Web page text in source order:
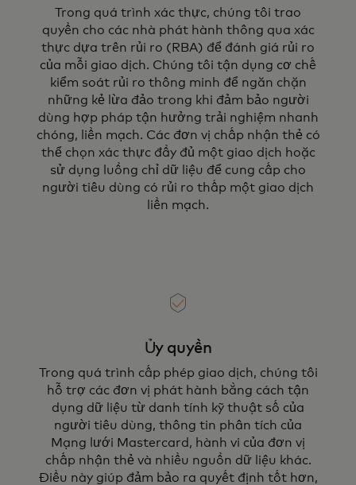
Trong quá trình xác thực, chúng tôi trao
quyền cho các nhà phát hành thông qua xác
thực dựa trên rủi ro (RBA) để đánh giá rủi ro
của mỗi giao dịch. Chúng tôi tận dụng cơ chế
kiểm soát rủi ro thông minh để ngăn chặn
những kẻ lừa đảo trong khi đảm bảo người
dùng hợp pháp tận hưởng trải nghiệm nhanh
chóng, liền mạch. Các đơn vị chấp nhận thẻ có
thể chọn xác thực đầy đủ một giao dịch hoặc
sử dụng luồng chỉ dữ liệu để cung cấp cho
người tiêu dùng có rủi ro thấp một giao dịch
liền mạch.
Ủy quyền
Trong quá trình cấp phép giao dịch, chúng tôi
hỗ trợ các đơn vị phát hành bằng cách tận
dụng dữ liệu từ danh tính kỹ thuật số của
người tiêu dùng, thông tin phân tích của
Mạng lưới Mastercard, hành vi của đơn vị
chấp nhận thẻ và nhiều nguồn dữ liệu khác.
Điều này giúp đảm bảo ra quyết định tốt hơn,